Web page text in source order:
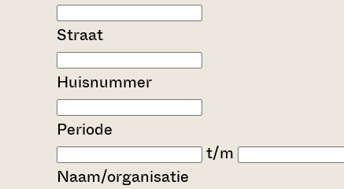
Straat
Huisnummer
Periode
t/m
Naam/organisatie